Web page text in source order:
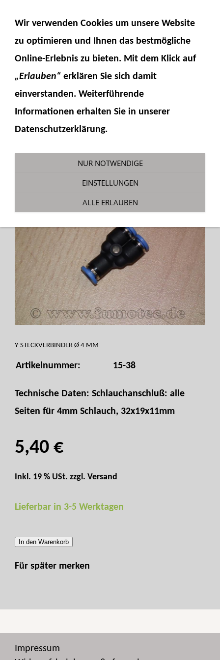
Y-Steckverbinder Ø 4 mm
Hydraulikverbinder
Y-STECKVERBINDER Ø 4 MM
Artikelnummer: 15-38
Technische Daten: Schlauchanschluß: alle
Seiten für 4mm Schlauch, 32x19x11mm
5,40 €
Inkl. 19 % USt. zzgl. Versand
Lieferbar in 3-5 Werktagen
In den Warenkorb
Für später merken
Impressum
Wir verwenden Cookies um unsere Website
zu optimieren und Ihnen das bestmögliche
Online-Erlebnis zu bieten. Mit dem Klick auf
„Erlauben“ erklären Sie sich damit
einverstanden. Weiterführende
Informationen erhalten Sie in unserer
Datenschutzerklärung.
NUR NOTWENDIGE
EINSTELLUNGEN
ALLE ERLAUBEN